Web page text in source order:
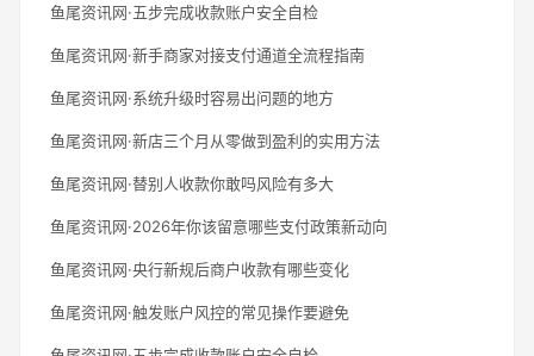
鱼尾资讯网·五步完成收款账户安全自检
鱼尾资讯网·新手商家对接支付通道全流程指南
鱼尾资讯网·系统升级时容易出问题的地方
鱼尾资讯网·新店三个月从零做到盈利的实用方法
鱼尾资讯网·替别人收款你敢吗风险有多大
鱼尾资讯网·2026年你该留意哪些支付政策新动向
鱼尾资讯网·央行新规后商户收款有哪些变化
鱼尾资讯网·触发账户风控的常见操作要避免